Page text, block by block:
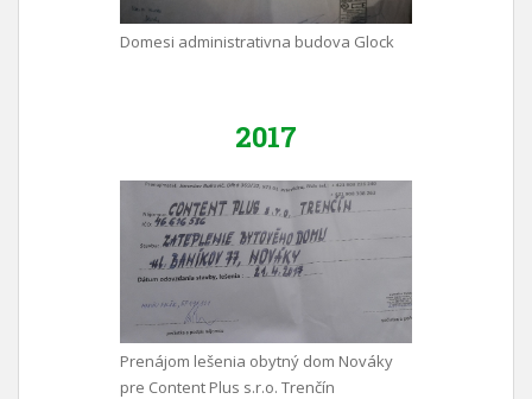
Domesi administrativna budova Glock
2017
Prenájom lešenia obytný dom Nováky
pre Content Plus s.r.o. Trenčín